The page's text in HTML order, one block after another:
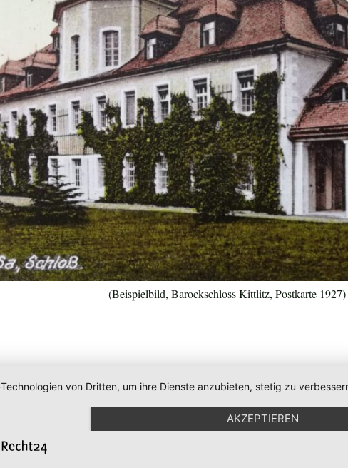
(Beispielbild, Barockschloss Kittlitz, Postkarte 1927)
von Dritten, um ihre Dienste anzubieten, stetig zu
AKZEPTIEREN